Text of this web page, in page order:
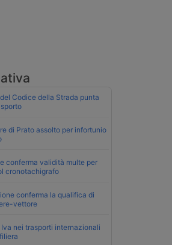
Codice della Strada punta
di Prato assolto per infortunio
conferma validità multe per
cronotachigrafo
conferma la qualifica di
vettore
Iva nei trasporti internazionali